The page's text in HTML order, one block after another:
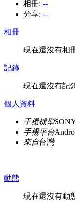
相冊: --
分享: --
相冊
現在還沒有相
記錄
現在還沒有記
個人資料
手機機型
手機平台
來自台灣
動態
現在還沒有動